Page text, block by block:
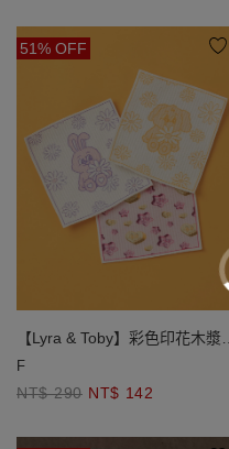
51% OFF
【Lyra & Toby】彩色印花木漿纖
維抹布(3入)
F
NT$ 290 NT$ 142